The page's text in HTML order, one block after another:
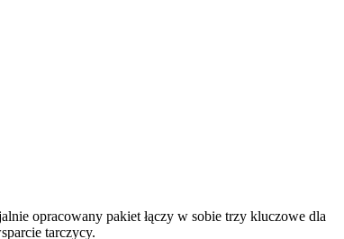
opracowany pakiet łączy w sobie trzy kluczowe dla
tarczycy.